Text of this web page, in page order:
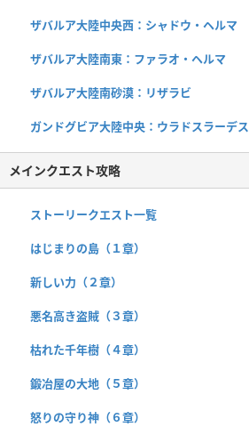
ザバルア大陸中央西：シャドウ・ヘルマ
ザバルア大陸南東：ファラオ・ヘルマ
ザバルア大陸南砂漠：リザラビ
ガンドグビア大陸中央：ウラドスラーデス
メインクエスト攻略
ストーリークエスト一覧
はじまりの島（１章）
新しい力（２章）
悪名高き盗賊（３章）
枯れた千年樹（４章）
鍛冶屋の大地（５章）
怒りの守り神（６章）